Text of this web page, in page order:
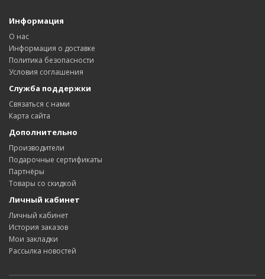
Информация
О нас
Информация о доставке
Политика безопасности
Условия соглашения
Служба поддержки
Связаться с нами
Карта сайта
Дополнительно
Производители
Подарочные сертификаты
Партнёры
Товары со скидкой
Личный кабинет
Личный кабинет
История заказов
Мои закладки
Рассылка новостей